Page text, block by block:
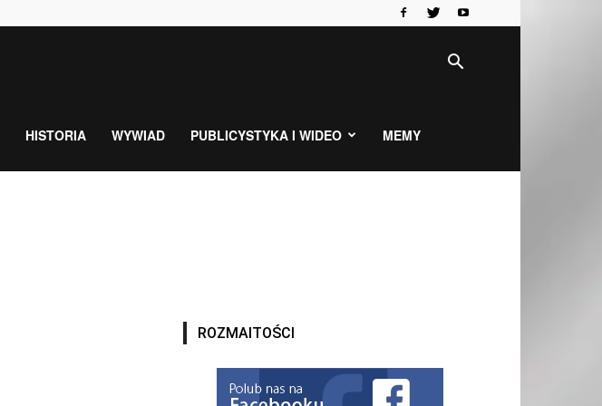
HISTORIA WYWIAD PUBLICYSTYKA I WIDEO MEMY
ROZMAITOŚCI